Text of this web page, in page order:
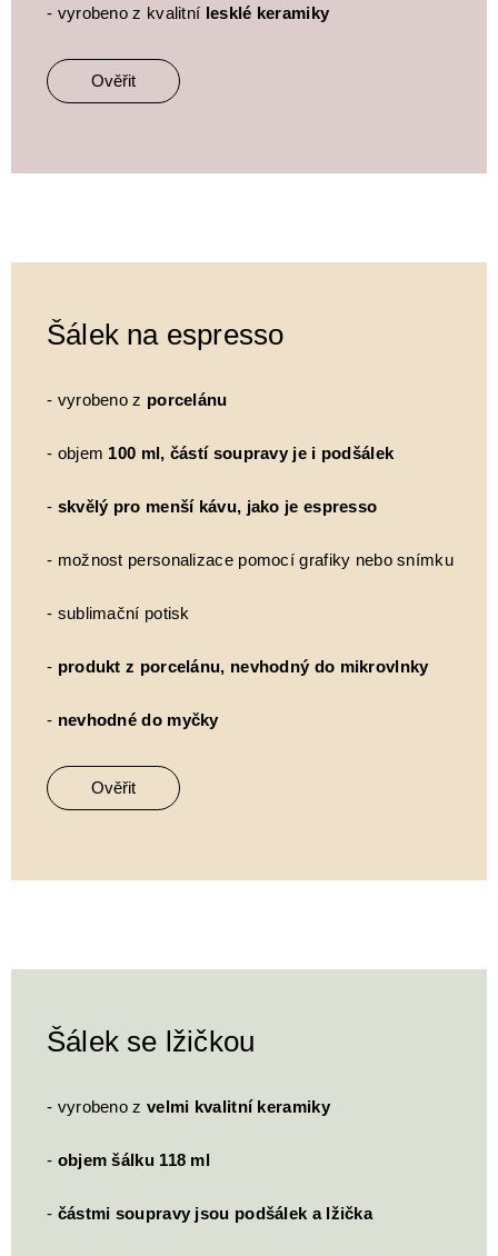
- vyrobeno z kvalitní lesklé keramiky
Ověřit
Šálek na espresso
- vyrobeno z porcelánu
- objem 100 ml, částí soupravy je i podšálek
- skvělý pro menší kávu, jako je espresso
- možnost personalizace pomocí grafiky nebo snímku
- sublimační potisk
- produkt z porcelánu, nevhodný do mikrovlnky
- nevhodné do myčky
Ověřit
Šálek se lžičkou
- vyrobeno z velmi kvalitní keramiky
- objem šálku 118 ml
- částmi soupravy jsou podšálek a lžička